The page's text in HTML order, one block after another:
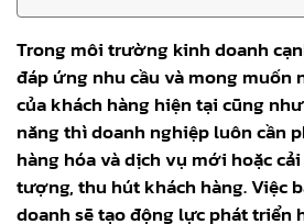
Trong môi trường kinh doanh
đáp ứng nhu cầu và mong muốn
của khách hàng hiện tại cũng
năng thì doanh nghiệp luôn cần
hàng hóa và dịch vụ mới hoặc
tượng, thu hút khách hàng. Việc
doanh sẽ tạo động lực phát triển